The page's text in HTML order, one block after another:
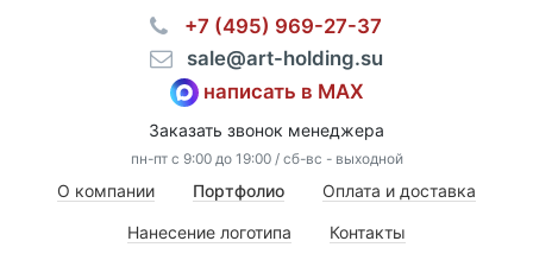
⠀+7 (495) 969-27-37
⠀sale@art-holding.su
написать в MAX
Заказать звонок менеджера
пн-пт с 9:00 до 19:00 / сб-вс - выходной
О компании Портфолио Оплата и доставка
Нанесение логотипа Контакты